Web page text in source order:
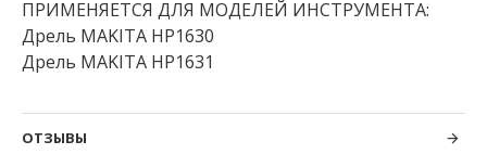
ПРИМЕНЯЕТСЯ ДЛЯ МОДЕЛЕЙ ИНСТРУМЕНТА:
Дрель MAKITA HP1630
Дрель MAKITA HP1631
ОТЗЫВЫ